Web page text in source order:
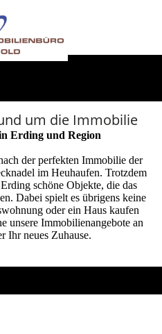
um die Immobilie
Erding und Region
der perfekten Immobilie der
im Heuhaufen. Trotzdem
schöne Objekte, die das
Dabei spielt es übrigens keine
oder ein Haus kaufen
unsere Immobilienangebote an
Ihr neues Zuhause.